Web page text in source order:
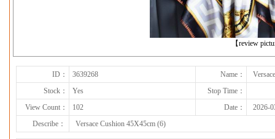
【review
下一张
ID： 3639268 Name：
Stock：
Yes
Stop Time：
View Count：
102 Date：
2026-
Describe：
Versace Cushion 45X45cm (6)